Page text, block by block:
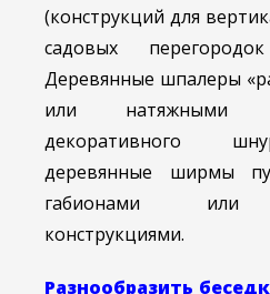
(конструкций для
садовых
Деревянные шпалеры
или натяжными
декоративного
деревянные ширмы
габионами или
конструкциями.
Разнообразить